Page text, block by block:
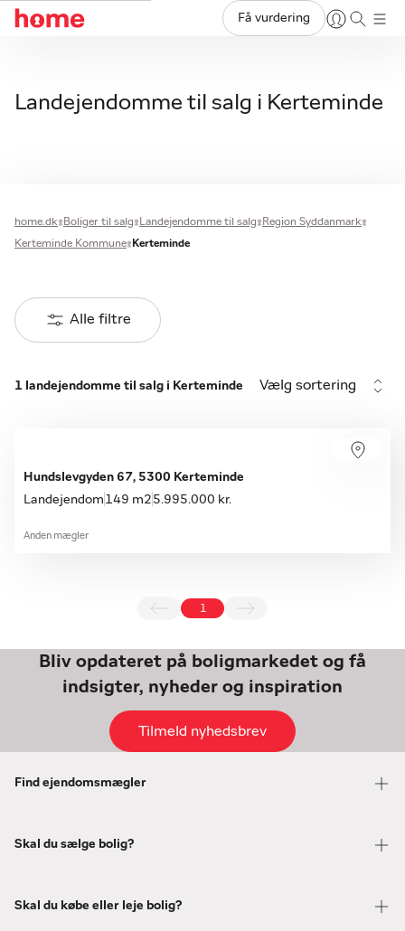
Få vurdering
Landejendomme til salg i Kerteminde
home.dk Boliger til salg Landejendomme til salg
Region Syddanmark
Kerteminde Kommune
Kerteminde
Alle filtre
1 landejendomme til salg i Kerteminde Vælg sortering
Hundslevgyden 67, 5300 Kerteminde
Landejendom 149 m2 5.995.000 kr.
Anden mægler
Bliv opdateret på boligmarkedet og få
indsigter, nyheder og inspiration
Tilmeld nyhedsbrev
Find ejendomsmægler
Skal du sælge bolig?
Skal du købe eller leje bolig?